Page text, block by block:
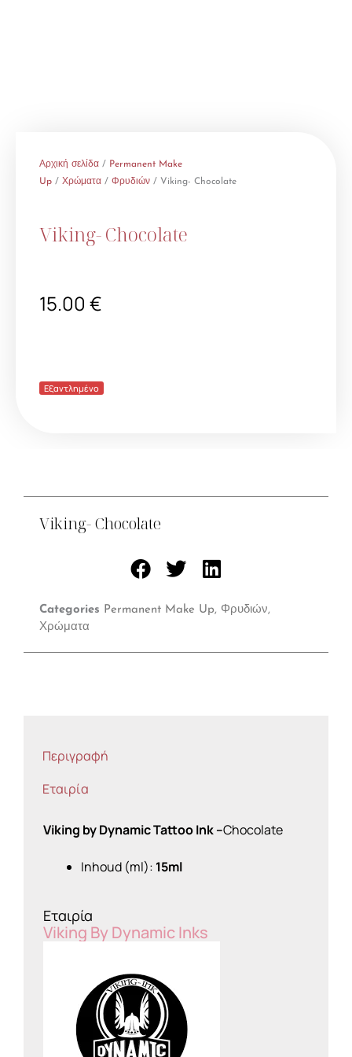
Αρχική σελίδα / Permanent Make
Up / Χρώματα / Φρυδιών / Viking- Chocolate
Viking- Chocolate
15.00 €
Εξαντλημένο
Viking- Chocolate
Categories Permanent Make Up, Φρυδιών,
Χρώματα
Περιγραφή
Εταιρία
Viking by Dynamic Tattoo Ink –Chocolate
Inhoud (ml): 15ml
Εταιρία
Viking By Dynamic Inks